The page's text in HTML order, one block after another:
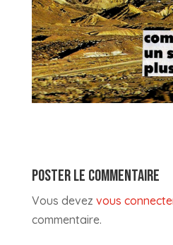
POSTER LE COMMENTAIRE
Vous devez vous
commentaire.